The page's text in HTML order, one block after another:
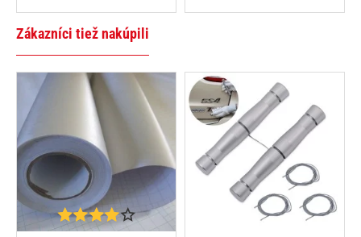
Zákazníci tiež nakúpili